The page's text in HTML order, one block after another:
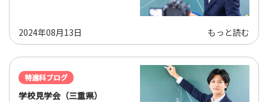
2024年08月13日 もっと読む
特進科ブログ
学校見学会（三重県）